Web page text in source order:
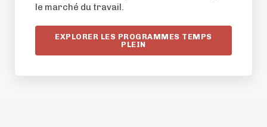
le marché du travail.
EXPLORER LES PROGRAMMES TEMPS
PLEIN